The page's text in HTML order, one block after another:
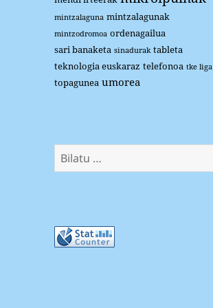
mintzalaguna mintzalagunak
mintzodromoa ordenagailua
sari banaketa sinadurak tableta
teknologia euskaraz telefonoa tke liga
topagunea umorea
Bilatu: